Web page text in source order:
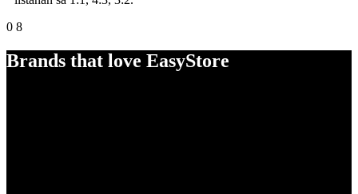
0 8
Brands that love EasyStore